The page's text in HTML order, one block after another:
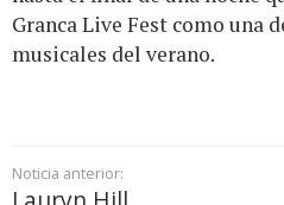
Granca Live Fest como una
musicales del verano.
Noticia anterior: